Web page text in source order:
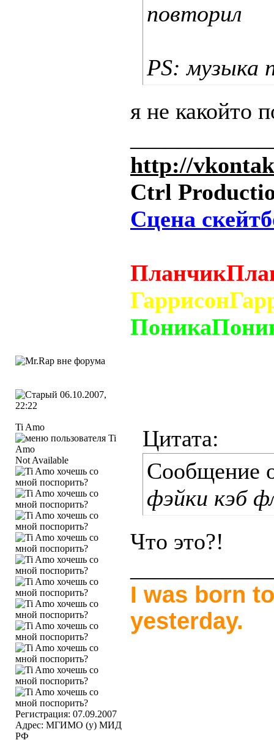
повторил
PS: музыка
я не какойто
http://
Сtrl
Сцена
06.10.2007,
22:22
Ti Amo
Not Available
Регистрация: 07.09.2007
Адрес: МГИМО (у) МИД
РФ
Цитата:
Сообщение
фэйки кэб
Что это?!
I was born
yesterday.